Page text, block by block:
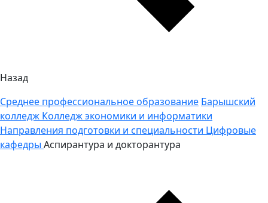
Назад
Среднее профессиональное образование Барышский
колледж Колледж экономики и информатики
Направления подготовки и специальности Цифровые
кафедры Аспирантура и докторантура